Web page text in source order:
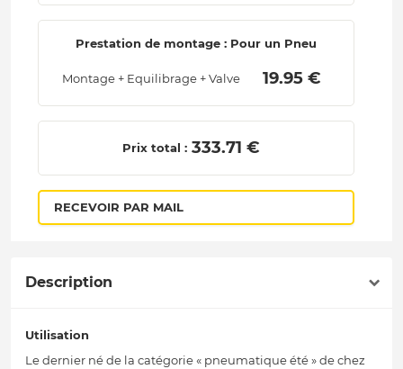
Prestation de montage : Pour un Pneu
Montage + Equilibrage + Valve 19.95 €
Prix total : 333.71 €
RECEVOIR PAR MAIL
Description
Utilisation
Le dernier né de la catégorie « pneumatique été » de chez